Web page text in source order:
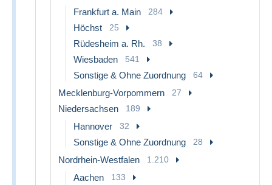
Frankfurt a. Main 284
Höchst 25
Rüdesheim a. Rh. 38
Wiesbaden 541
Sonstige & Ohne Zuordnung 64
Mecklenburg-Vorpommern 27
Niedersachsen 189
Hannover 32
Sonstige & Ohne Zuordnung 28
Nordrhein-Westfalen 1.210
Aachen 133